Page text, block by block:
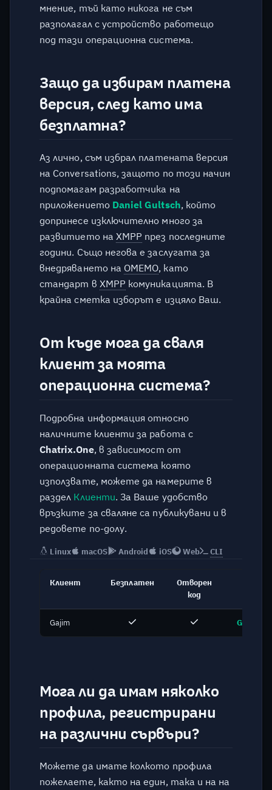
мнение, тъй като никога не съм
разполагал с устройство работещо
под тази операционна система.
Защо да избирам платена
версия, след като има
безплатна?
Аз лично, съм избрал платената версия
на Conversations, защото по този начин
подпомагам разработчика на
приложението Daniel Gultsch, който
допринесе изключително много за
развитието на XMPP през последните
години. Също негова е заслугата за
внедряването на OMEMO, като
стандарт в XMPP комуникацията. В
крайна сметка изборът е изцяло Ваш.
От къде мога да сваля
клиент за моята
операционна система?
Подробна информация относно
наличните клиенти за работа с
Chatrix.One, в зависимост от
операционната система която
използвате, можете да намерите в
раздел Клиенти. За Ваше удобство
връзките за сваляне са публикувани и в
редовете по-долу.
Linux macOS Android iOS Web CLI
Клиент Безплатен
Отворен
код
Gajim
Мога ли да имам няколко
профила, регистрирани
на различни сървъри?
Можете да имате колкото профила
пожелаете, както на един, така и на на